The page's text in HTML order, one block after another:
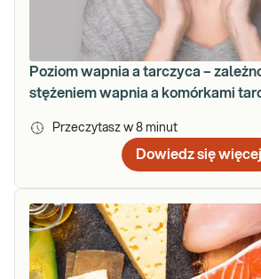
Poziom wapnia a tarczyca –
stężeniem wapnia a komórkami
Przeczytasz w 8 minut
Dowiedz się więcej